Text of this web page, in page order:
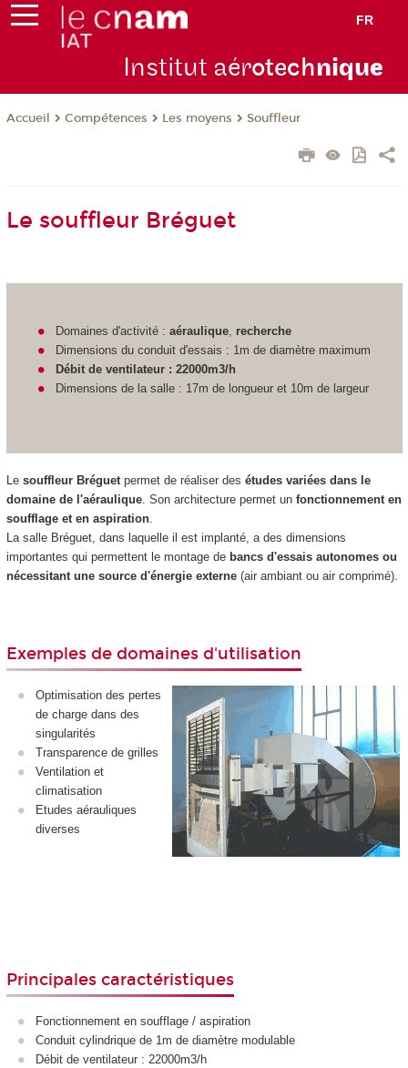
FR
Institut aérotechnique
Accueil Compétences Les moyens Souffleur
Le souffleur Bréguet
Domaines d'activité :aéraulique recherche
Dimensions du conduit d'essais : 1m de diamètre maximum
Débit de ventilateur : 22000m3/h
Dimensions de la salle : 17m de longueur et 10m de largeur
Le souffleur Bréguetpermet de réaliser des études variées dans le
domaine de l'aéraulique. Son architecture permet un fonctionnement en
soufflage et en aspiration.
La salle Bréguet, dans laquelle il est implanté, a des dimensions
importantes qui permettent le montage de bancs d'essais autonomes ou
nécessitant une source d'énergie externe(air ambiant ou air comprimé).
Exemples de domaines d'utilisation
Optimisation des pertes
de charge dans des
singularités
Transparence de grilles
Ventilation et
climatisation
Etudes aérauliques
diverses
Principales caractéristiques
Fonctionnement en soufflage / aspiration
Conduit cylindrique de 1m de diamètre modulable
Débit de ventilateur : 22000m3/h